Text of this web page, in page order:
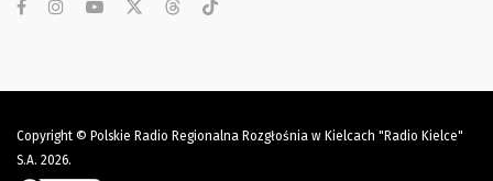
Copyright © Polskie Radio Regionalna Rozgłośnia w Kielcach "Radio Kielce"
S.A. 2026.